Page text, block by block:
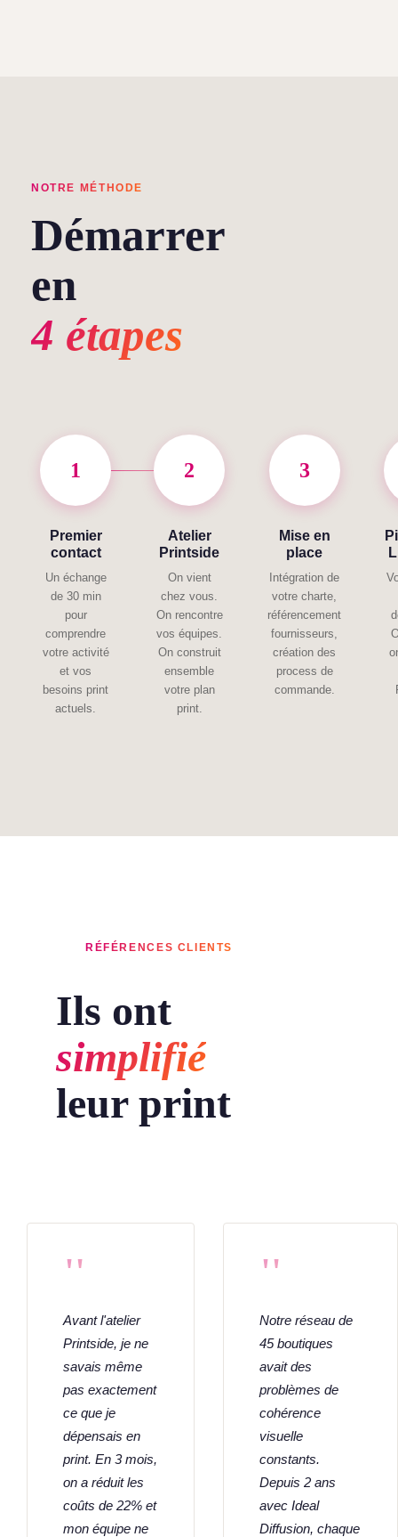
NOTRE MÉTHODE
Démarrer
en
4 étapes
1
Premier
contact
Un échange
de 30 min
pour
comprendre
votre activité
et vos
besoins print
actuels.
2
Atelier
Printside
On vient
chez vous.
On rencontre
vos équipes.
On construit
ensemble
votre plan
print.
3
Mise en
place
Intégration de
votre charte,
référencement
fournisseurs,
création des
process de
commande.
RÉFÉRENCES CLIENTS
Ils ont
simplifié
leur print
"
Avant l'atelier
Printside, je ne
savais même
pas exactement
ce que je
dépensais en
print. En 3 mois,
on a réduit les
coûts de 22% et
mon équipe ne
"
Notre réseau de
45 boutiques
avait des
problèmes de
cohérence
visuelle
constants.
Depuis 2 ans
avec Ideal
Diffusion, chaque